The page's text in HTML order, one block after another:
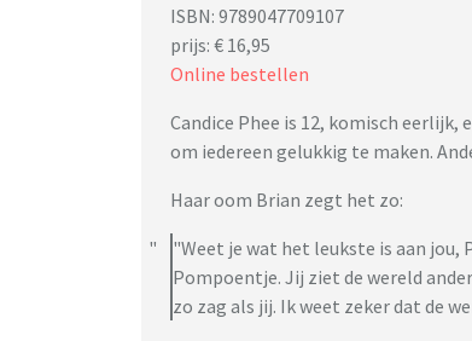
ISBN: 9789047709107
prijs: € 16,95
Online bestellen
Candice Phee is 12, komisch eerlijk,
om iedereen gelukkig te maken.
Haar oom Brian zegt het zo:
"Weet je wat het leukste is aan jou,
Pompoentje. Jij ziet de wereld
zo zag als jij. Ik weet zeker dat de